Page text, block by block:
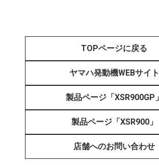
TOPページに戻る
ヤマハ発動機WEBサイト
製品ページ「XSR900GP」
製品ページ「XSR900」
店舗へのお問い合わせ